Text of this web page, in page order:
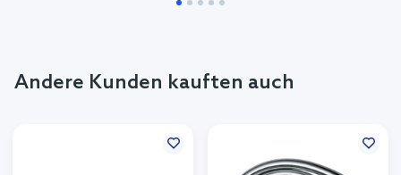
Andere Kunden kauften auch